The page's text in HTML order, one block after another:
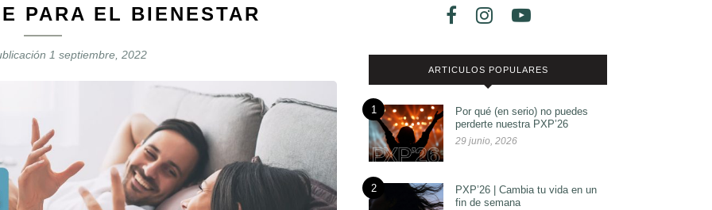
PARA EL BIENESTAR
1 septiembre, 2022
ARTICULOS POPULARES
1
Por qué (en serio) no puedes
perderte nuestra PXP’26
29 junio, 2026
2
PXP’26 | Cambia tu vida en un
fin de semana